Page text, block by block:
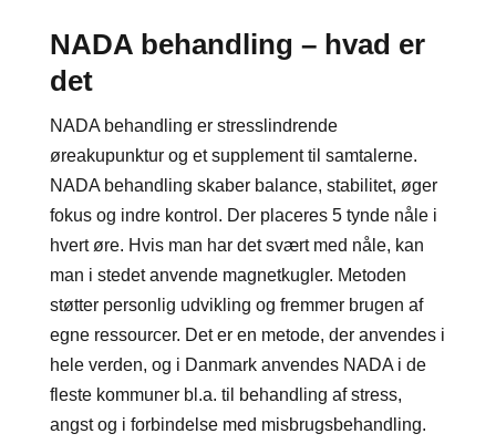
NADA behandling – hvad er
det
NADA behandling er stresslindrende
øreakupunktur og et supplement til samtalerne.
NADA behandling skaber balance, stabilitet, øger
fokus og indre kontrol. Der placeres 5 tynde nåle i
hvert øre. Hvis man har det svært med nåle, kan
man i stedetanvende magnetkugler. Metoden
støtter personlig udvikling og fremmer brugen af
egne ressourcer. Det er en metode, der anvendes i
hele verden, og i Danmark anvendes NADA i de
fleste kommuner bl.a. til behandling af stress,
angst og i forbindelse med misbrugsbehandling.